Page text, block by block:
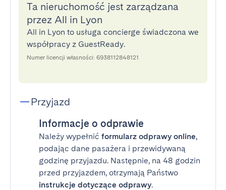
Ta nieruchomość jest zarządzana
przez All in Lyon
All in Lyon to usługa concierge świadczona we
współpracy z GuestReady.
Numer licencji własności: 6938112848121
Przyjazd
Informacje o odprawie
Należy wypełnić formularz odprawy online,
podając dane pasażera i przewidywaną
godzinę przyjazdu. Następnie, na 48 godzin
przed przyjazdem, otrzymają Państwo
instrukcje dotyczące odprawy.